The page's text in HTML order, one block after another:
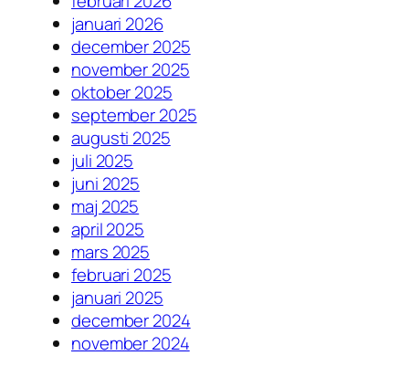
januari 2026
december 2025
november 2025
oktober 2025
september 2025
augusti 2025
juli 2025
juni 2025
maj 2025
april 2025
mars 2025
februari 2025
januari 2025
december 2024
november 2024